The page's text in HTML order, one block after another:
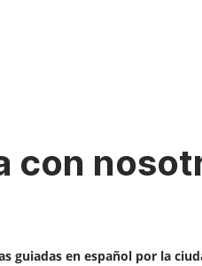
con
guiadas en español por la